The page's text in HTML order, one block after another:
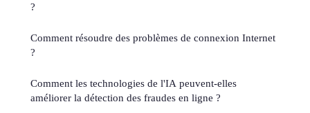
?
Comment résoudre des problèmes de connexion Internet
?
Comment les technologies de l'IA peuvent-elles
améliorer la détection des fraudes en ligne ?